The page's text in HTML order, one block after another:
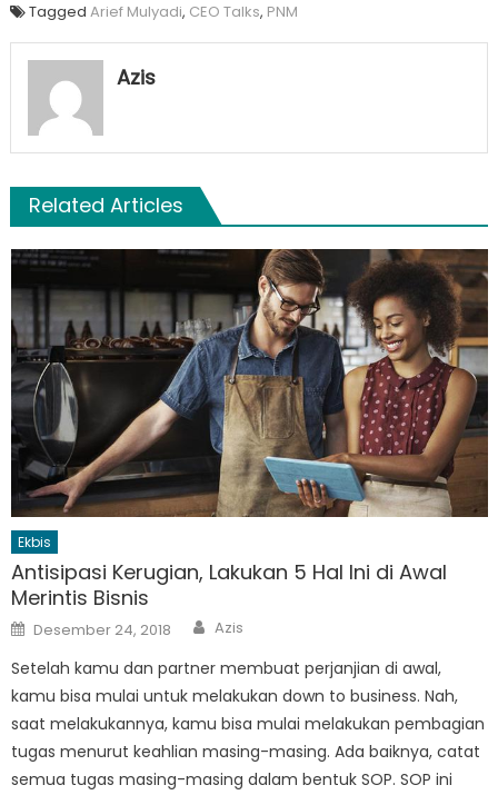
Tagged Arief Mulyadi, CEO Talks, PNM
Azis
Related Articles
Ekbis
Antisipasi Kerugian, Lakukan 5 Hal Ini di Awal
Merintis Bisnis
Posted
on
Desember 24, 2018 Author
Azis
Setelah kamu dan partner membuat perjanjian di awal,
kamu bisa mulai untuk melakukan down to business. Nah,
saat melakukannya, kamu bisa mulai melakukan pembagian
tugas menurut keahlian masing-masing. Ada baiknya, catat
semua tugas masing-masing dalam bentuk SOP. SOP ini